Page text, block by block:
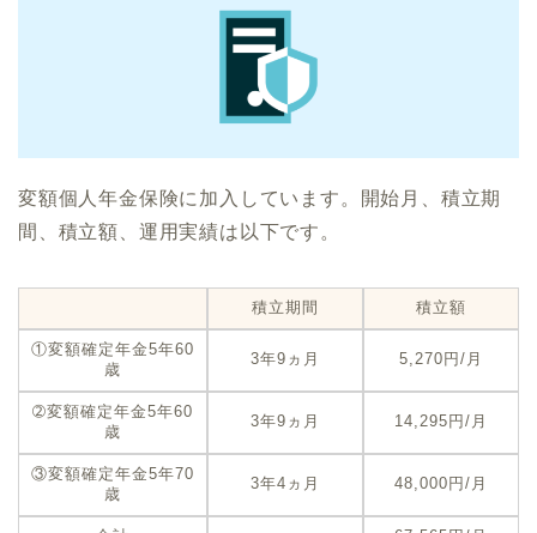
変額個人年金保険に加入しています。開始月、積立期
間、積立額、運用実績は以下です。
積立期間 積立額
①変額確定年金5年60
歳
3年9ヵ月 5,270円/月
➁変額確定年金5年60
歳
3年9ヵ月 14,295円/月
③変額確定年金5年70
歳
3年4ヵ月 48,000円/月